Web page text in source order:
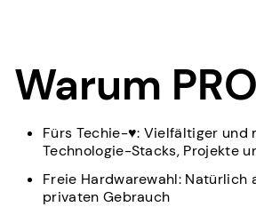
Warum
Fürs Techie-♥: Vielfältiger und
Technologie-Stacks, Projekte
Freie Hardwarewahl: Natürlich
privaten Gebrauch